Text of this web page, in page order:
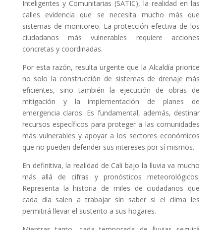
Inteligentes y Comunitarias (SATIC), la realidad en las
calles evidencia que se necesita mucho más que
sistemas de monitoreo. La protección efectiva de los
ciudadanos más vulnerables requiere acciones
concretas y coordinadas.
Por esta razón, resulta urgente que la Alcaldía priorice
no solo la construcción de sistemas de drenaje más
eficientes, sino también la ejecución de obras de
mitigación y la implementación de planes de
emergencia claros. Es fundamental, además, destinar
recursos específicos para proteger a las comunidades
más vulnerables y apoyar a los sectores económicos
que no pueden defender sus intereses por sí mismos.
En definitiva, la realidad de Cali bajo la lluvia va mucho
más allá de cifras y pronósticos meteorológicos.
Representa la historia de miles de ciudadanos que
cada día salen a trabajar sin saber si el clima les
permitirá llevar el sustento a sus hogares.